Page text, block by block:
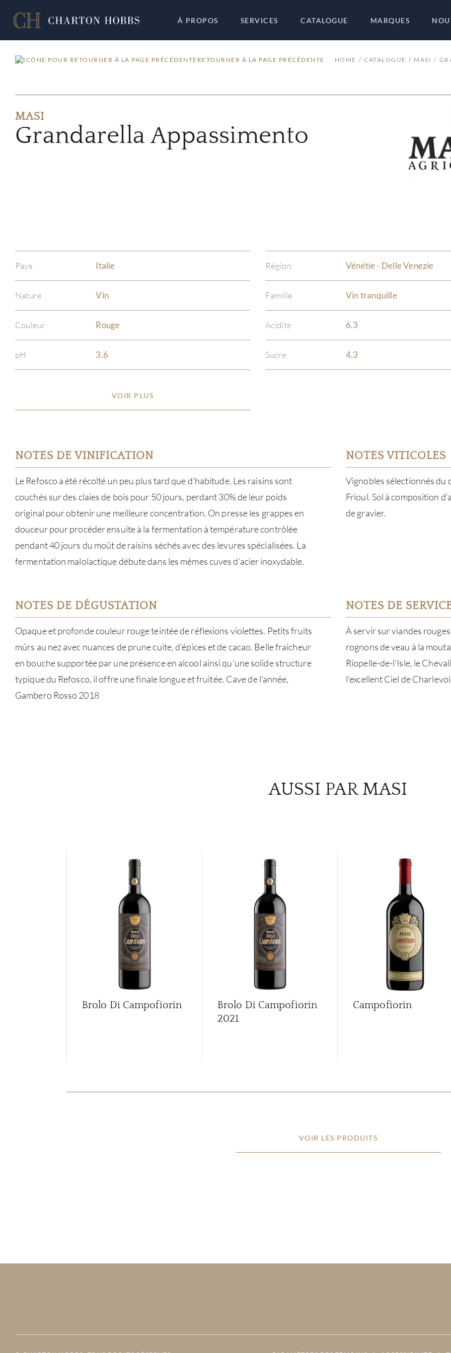
À PROPOS SERVICES CATALOGUE MARQUES
RETOURNER À LA PAGE PRÉCÉDENTE HOME CATALOGUE MASI
MASI
Grandarella Appassimento
Pays Italie Région Vénétie - Delle Venezie
Nature Vin Famille Vin tranquille
Couleur Rouge Acidité 6.3
pH 3.6 Sucre 4.3
VOIR PLUS
NOTES DE VINIFICATION
Le Refosco a été récolté un peu plus tard que d’habitude. Les raisins sont
couchés sur des claies de bois pour 50 jours, perdant 30% de leur poids
original pour obtenir une meilleure concentration. On presse les grappes en
douceur pour procéder ensuite à la fermentation à température contrôlée
pendant 40 jours du moût de raisins séchés avec des levures spécialisées. La
fermentation malolactique débute dans les mêmes cuves d’acier inoxydable.
NOTES VITICOLES
Vignobles sélectionnés du
Frioul. Sol à composition
de gravier.
NOTES DE DÉGUSTATION
Opaque et profonde couleur rouge teintée de réflexions violettes. Petits fruits
mûrs au nez avec nuances de prune cuite, d’épices et de cacao. Belle fraîcheur
en bouche supportée par une présence en alcool ainsi qu'une solide structure
typique du Refosco, il offre une finale longue et fruitée. Cave de l'année,
Gambero Rosso 2018
NOTES DE
À servir sur viandes
rognons de veau à la
Riopelle-de-l’Isle, le
l’excellent Ciel de
AUSSI PAR MASI
Brolo Di Campofiorin
Brolo Di Campofiorin
2021
Campofiorin
VOIR LES PRODUITS